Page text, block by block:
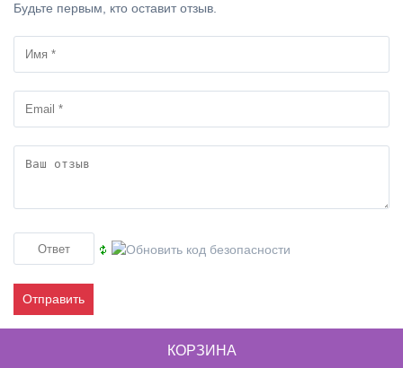
Будьте первым, кто оставит отзыв.
Отправить
КОРЗИНА